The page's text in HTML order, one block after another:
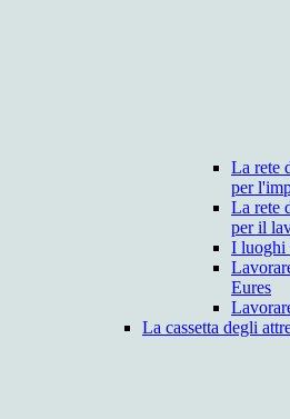
La rete
per
La rete
per il
I luoghi
Eures
La cassetta degli